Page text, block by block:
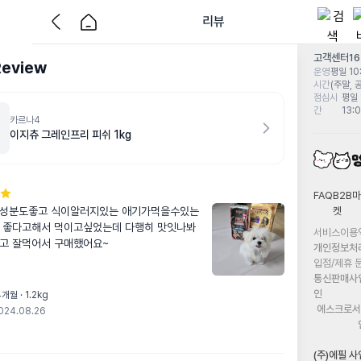
리뷰
카르나4
이지츄 그레인프리 피쉬 1kg
분도좋고 식이알러지있는 애기가먹을수있는
다고해서 먹이고싶었는데 다행히 맛잇나봐
잘먹어서 구매했어요~
월 · 1.2kg
고객센터
운영
시간
평일
(주말,
점심시
간
평
FAQB2B마
켓
서비스이용
개인정보처
입점/제휴
통신판매사
인
에스크로
(주)에필 사